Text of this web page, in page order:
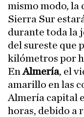
mismo modo, la
Sierra Sur
durante toda la
del sureste que
kilómetros por
EnAlmería, el
amarillo en las
Almería capital
horas, debido a